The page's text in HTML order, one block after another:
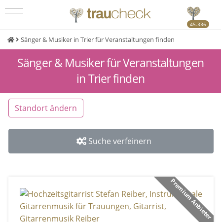
45.336
Sänger & Musiker in Trier für Veranstaltungen finden
Sänger & Musiker für Veranstaltungen
in Trier finden
Standort ändern
Suche verfeinern
Premium Anbieter